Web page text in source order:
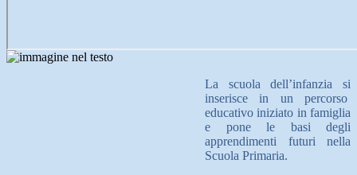
La scuola dell’infanzia si
inserisce in un percorso
educativo iniziato in famiglia
e pone le basi degli
apprendimenti futuri nella
Scuola Primaria.